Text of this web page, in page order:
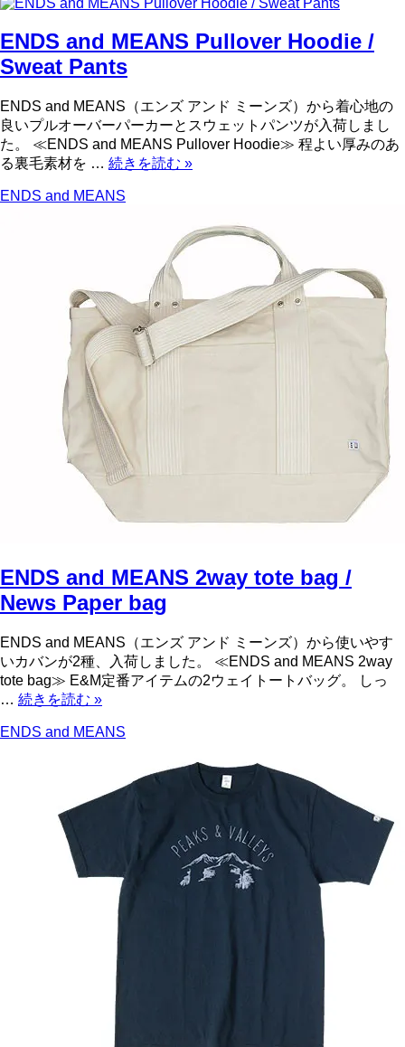
ENDS and MEANS Pullover Hoodie /
Sweat Pants
ENDS and MEANS（エンズ アンド ミーンズ）から着心地の
良いプルオーバーパーカーとスウェットパンツが入荷しまし
た。 ≪ENDS and MEANS Pullover Hoodie≫ 程よい厚みのあ
る裏毛素材を … 続きを読む »
ENDS and MEANS
ENDS and MEANS 2way tote bag /
News Paper bag
ENDS and MEANS（エンズ アンド ミーンズ）から使いやす
いカバンが2種、入荷しました。 ≪ENDS and MEANS 2way
tote bag≫ E&M定番アイテムの2ウェイトートバッグ。 しっ
… 続きを読む »
ENDS and MEANS